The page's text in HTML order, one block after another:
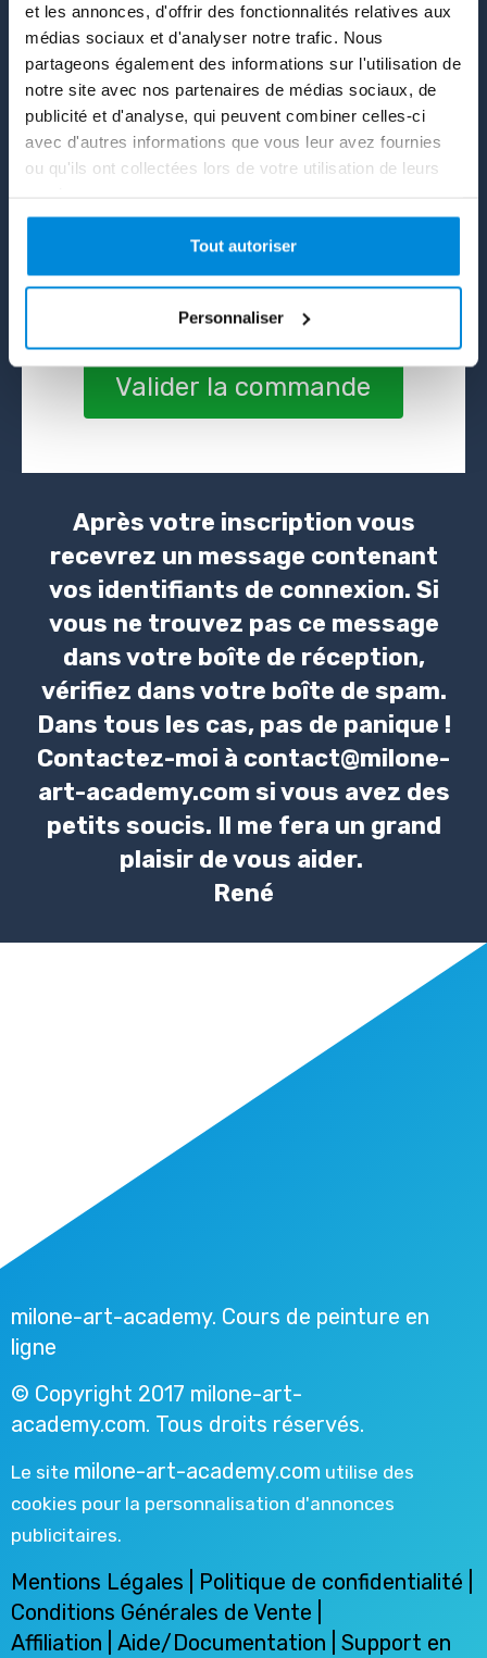
et les annonces, d'offrir des fonctionnalités relatives aux
médias sociaux et d'analyser notre trafic. Nous
partageons également des informations sur l'utilisation de
notre site avec nos partenaires de médias sociaux, de
publicité et d'analyse, qui peuvent combiner celles-ci
avec d'autres informations que vous leur avez fournies
ou qu'ils ont collectées lors de votre utilisation de leurs
Tout autoriser
Personnaliser
Règlement par carte
bancaire
En indiquant votre adresse mail, vous acceptez de
pouvez vous désinscrire à tout moment en nous
Valider la commande
Après votre inscription vous
recevrez un message contenant
vos identifiants de connexion. Si
vous ne trouvez pas ce message
dans votre boîte de réception,
vérifiez dans votre boîte de spam.
Dans tous les cas, pas de panique !
Contactez-moi à contact@milone-
art-academy.com si vous avez des
petits soucis. Il me fera un grand
plaisir de vous aider.
René
milone-art-academy. Cours de peinture en
ligne
© Copyright 2017 milone-art-
academy.com. Tous droits réservés.
Le site milone-art-academy.com utilise des
cookies pour la personnalisation d'annonces
publicitaires.
Mentions Légales Politique de confidentialité
Conditions Générales de Vente
Affiliation
Aide/Documentation Support en